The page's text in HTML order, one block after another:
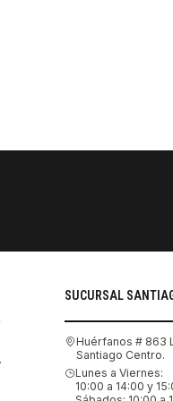
SUCURSAL
Huérfanos # 863
Santiago Centro.
Lunes a Viernes:
10:00 a 14:00 y